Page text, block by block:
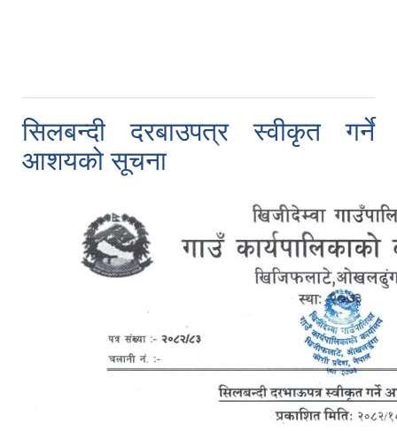
सिलबन्दी दरबाउपत्र स्वीकृत गर्ने
आशयको सूचना